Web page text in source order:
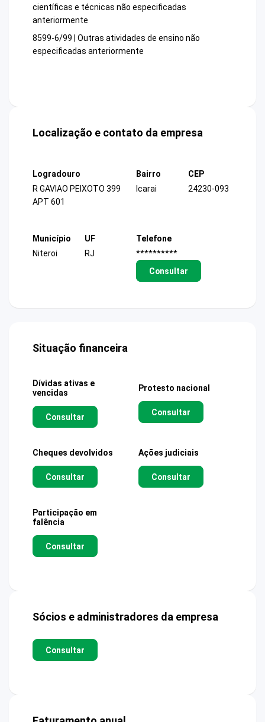
científicas e técnicas não especificadas
anteriormente
8599-6/99 | Outras atividades de ensino não
especificadas anteriormente
Localização e contato da empresa
Logradouro
R GAVIAO PEIXOTO 399
APT 601
Bairro
Icarai
CEP
24230-093
Município
Niteroi
UF
RJ
Telefone
**********
Consultar
Situação financeira
Dívidas ativas e
vencidas
Consultar
Protesto nacional
Consultar
Cheques devolvidos
Consultar
Ações judiciais
Consultar
Participação em
falência
Consultar
Sócios e administradores da empresa
Consultar